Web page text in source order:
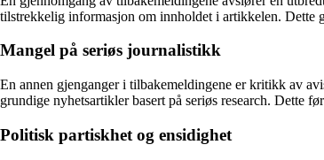
tilstrekkelig informasjon om innholdet i artikkelen. Dette
Mangel på seriøs journalistikk
En annen gjenganger i tilbakemeldingene er kritikk av
grundige nyhetsartikler basert på seriøs research. Dette
Politisk partiskhet og ensidighet